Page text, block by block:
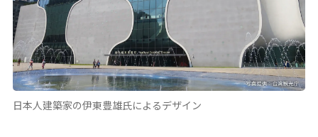
日本人建築家の伊東豊雄氏によるデザイン